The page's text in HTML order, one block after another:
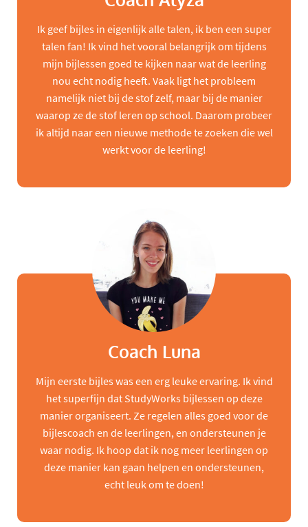
Ik geef bijles in eigenlijk alle talen, ik ben een super
talen fan! Ik vind het vooral belangrijk om tijdens
mijn bijlessen goed te kijken naar wat de leerling
nou echt nodig heeft. Vaak ligt het probleem
namelijk niet bij de stof zelf, maar bij de manier
waarop ze de stof leren op school. Daarom probeer
ik altijd naar een nieuwe methode te zoeken die wel
werkt voor de leerling!
Coach Luna
Mijn eerste bijles was een erg leuke ervaring. Ik vind
het superfijn dat StudyWorks bijlessen op deze
manier organiseert. Ze regelen alles goed voor de
bijlescoach en de leerlingen, en ondersteunen je
waar nodig. Ik hoop dat ik nog meer leerlingen op
deze manier kan gaan helpen en ondersteunen,
echt leuk om te doen!